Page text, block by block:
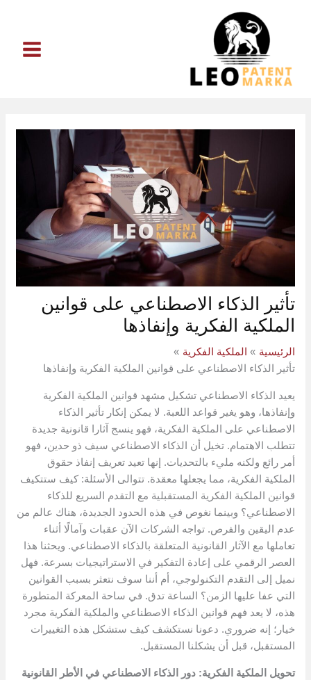
تأثير الذكاء الاصطناعي على قوانين
الملكية الفكرية وإنفاذها
الرئيسية
الملكية الفكرية
تأثير الذكاء الاصطناعي على قوانين الملكية الفكرية وإنفاذها
يعيد الذكاء الاصطناعي تشكيل مشهد قوانين الملكية الفكرية
وإنفاذها، وهو يغير قواعد اللعبة. لا يمكن إنكار تأثير الذكاء
الاصطناعي على الملكية الفكرية، فهو ينسج آثارا قانونية جديدة
تتطلب الاهتمام. تخيل أن الذكاء الاصطناعي سيف ذو حدين، فهو
أمر رائع ولكنه مليء بالتحديات. إنها تعيد تعريف إنفاذ حقوق
الملكية الفكرية، مما يجعلها معقدة. تتوالى الأسئلة: كيف ستتكيف
قوانين الملكية الفكرية المستقبلية مع التقدم السريع للذكاء
الاصطناعي؟ وبينما نغوص في هذه الحدود الجديدة، هناك عالم من
عدم اليقين والفرص. تواجه الشركات الآن عقبات وآمالًا أثناء
تعاملها مع الآثار القانونية المتعلقة بالذكاء الاصطناعي. ويحثنا هذا
العصر الرقمي على إعادة التفكير في الاستراتيجيات بسرعة. فهل
نميل إلى التقدم التكنولوجي، أم أننا سوف نتعثر بسبب القوانين
التي عفا عليها الزمن؟ الساعة تدق. في ساحة المعركة المتطورة
هذه، لا يعد فهم قوانين الذكاء الاصطناعي والملكية الفكرية مجرد
خيار؛ إنه ضروري. دعونا نستكشف كيف ستشكل هذه التغييرات
المستقبل، قبل أن يشكلنا المستقبل.
تحويل الملكية الفكرية: دور الذكاء الاصطناعي في الأطر القانونية